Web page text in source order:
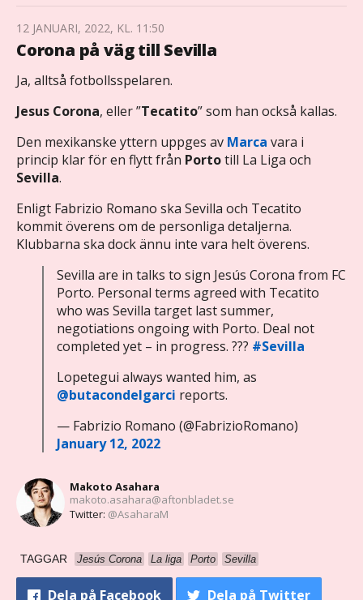
12 JANUARI, 2022, KL. 11:50
Corona på väg till Sevilla
Ja, alltså fotbollsspelaren.
Jesus Corona, eller ”Tecatito” som han också kallas.
Den mexikanske yttern uppges av Marca vara i
princip klar för en flytt från Portotill La Liga och
Sevilla.
Enligt Fabrizio Romano ska Sevilla och Tecatito
kommit överens om de personliga detaljerna.
Klubbarna ska dock ännu inte vara helt överens.
Sevilla are in talks to sign Jesús Corona from FC
Porto. Personal terms agreed with Tecatito
who was Sevilla target last summer,
negotiations ongoing with Porto. Deal not
completed yet – in progress. ??? #Sevilla
Lopetegui always wanted him, as
@butacondelgarci reports.
— Fabrizio Romano (@FabrizioRomano)
January 12, 2022
Makoto Asahara
makoto.asahara@aftonbladet.se
Twitter: @AsaharaM
TAGGAR Jesús Corona La liga Porto Sevilla
Dela på Facebook Dela på Twitter